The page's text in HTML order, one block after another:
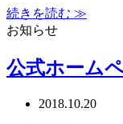
続きを読む ≫
お知らせ
公式ホーム
2018.10.20